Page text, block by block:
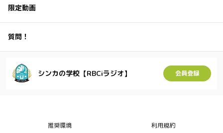
限定動画
質問！
シンカの学校【RBCiラジオ】 会員登録
推奨環境 利用規約